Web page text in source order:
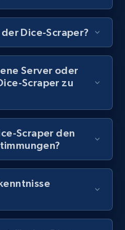
and more.
Gratis testen
- Discovery records
Gratis testen
Dice-Scraper?
Server oder
Scraper zu
Scraper den